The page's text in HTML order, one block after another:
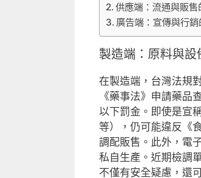
供應端：流通與販
廣告端：宣傳與行
製造端：原料與設
在製造端，台灣法規
《藥事法》申請藥品
以下罰金。即使是宣
等），仍可能違反《
調配販售。此外，電
私自生產。近期檢調
不僅有安全疑慮，還